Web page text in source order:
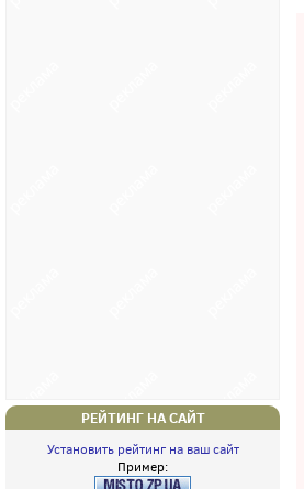
РЕЙТИНГ НА САЙТ
Установить рейтинг на ваш сайт
Пример: